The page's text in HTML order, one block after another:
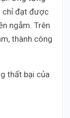
chỉ đạt được
ngẫm. Trên
thành công
thất bại của